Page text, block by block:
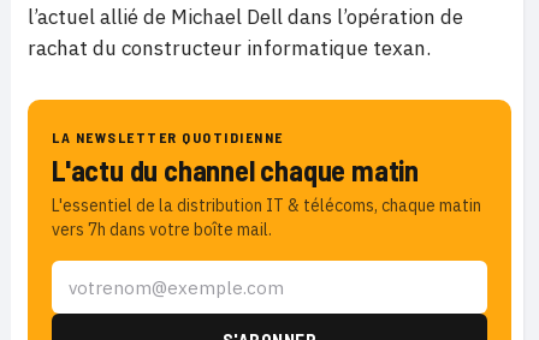
l’actuel allié de Michael Dell dans l’opération de
rachat du constructeur informatique texan.
LA NEWSLETTER QUOTIDIENNE
L'actu du channel chaque matin
L'essentiel de la distribution IT & télécoms, chaque matin
vers 7h dans votre boîte mail.